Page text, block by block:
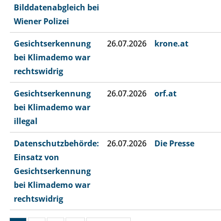
Bilddatenabgleich bei
Wiener Polizei
Gesichtserkennung
bei Klimademo war
rechtswidrig
26.07.2026 krone.at
Gesichtserkennung
bei Klimademo war
illegal
26.07.2026 orf.at
Datenschutzbehörde:
Einsatz von
Gesichtserkennung
bei Klimademo war
rechtswidrig
26.07.2026 Die Presse